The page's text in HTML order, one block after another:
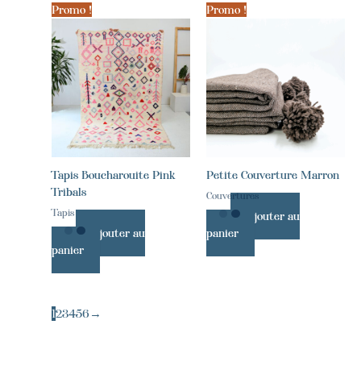
Promo !
Tapis Boucharouite Pink
Tribals
Tapis
Ajouter au
panier
Promo !
Petite Couverture Marron
Couvertures
Ajouter au
panier
123456 →